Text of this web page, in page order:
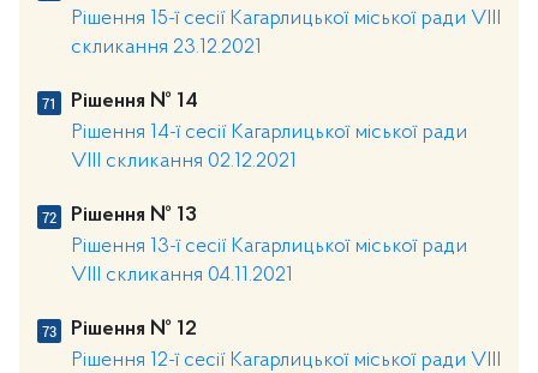
Рішення 15-ї сесії Кагарлицької міської ради VIII
скликання 23.12.2021
Рішення № 14
Рішення 14-ї сесії Кагарлицької міської ради
VIII скликання 02.12.2021
Рішення № 13
Рішення 13-ї сесії Кагарлицької міської ради
VIII скликання 04.11.2021
Рішення № 12
Рішення 12-ї сесії Кагарлицької міської ради VIII